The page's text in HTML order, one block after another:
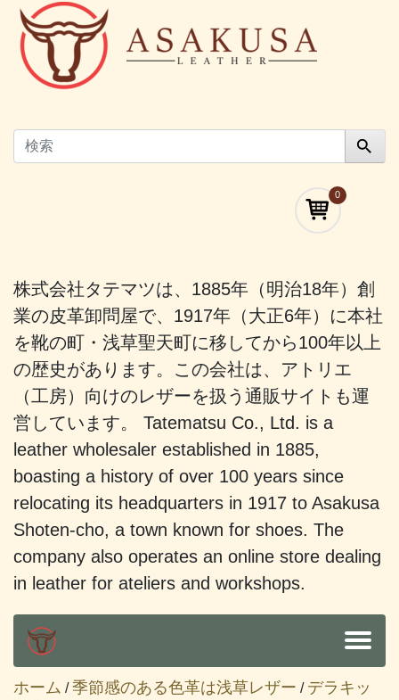
0
株式会社タテマツは、1885年（明治18年）創
業の皮革卸問屋で、1917年（大正6年）に本社
を靴の町・浅草聖天町に移してから100年以上
の歴史があります。この会社は、アトリエ
（工房）向けのレザーを扱う通販サイトも運
営しています。 Tatematsu Co., Ltd. is a
leather wholesaler established in 1885,
boasting a history of over 100 years since
relocating its headquarters in 1917 to Asakusa
Shoten-cho, a town known for shoes. The
company also operates an online store dealing
in leather for ateliers and workshops.
ホーム /季節感のある色革は浅草レザー / デラキッ